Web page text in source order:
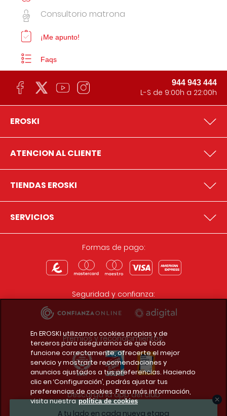
A tu lado en cada nueva etapa
Consultorio matrona
¡Me apunto!
Faqs
944 943 444
L-S de 9:00h a 22:00h
EROSKI
ATENCION AL CLIENTE
TIENDAS EROSKI
SERVICIOS
Formas de pago:
Seguridad y confianza:
Premios y reconocimientos:
Descarga la app del club
En EROSKI utilizamos cookies propias y de
terceros para asegurarnos de que todo
funcione correctamente, ofrecerte el mejor
servicio y mostrarte recomendaciones y
anuncios ajustados a tus preferencias. Haciendo
clic en ‘Configuración’, podrás ajustar tus
preferencias de cookies. Para más información,
visita nuestra política de cookies